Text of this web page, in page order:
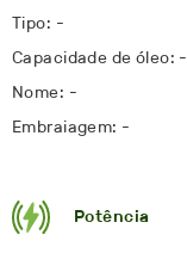
Tipo: -
Capacidade de óleo: -
Nome: -
Embraiagem: -
Potência